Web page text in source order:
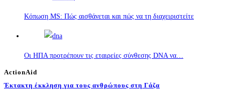
Κόπωση MS: Πώς αισθάνεται και πώς να τη διαχειριστείτε
Οι ΗΠΑ προτρέπουν τις εταιρείες σύνθεσης DNA να…
ActionAid
Έκτακτη έκκληση για τους ανθρώπους στη Γάζα